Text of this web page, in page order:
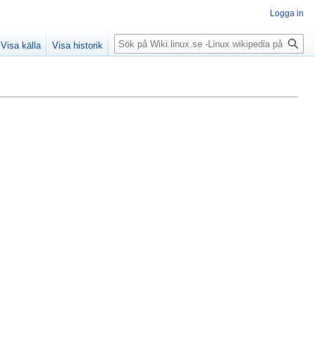
Logga in
Visa källa Visa historik Sök